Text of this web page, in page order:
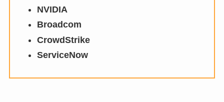
NVIDIA
Broadcom
CrowdStrike
ServiceNow